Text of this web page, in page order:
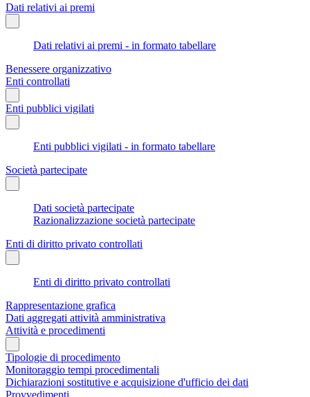
Dati relativi ai premi
Dati relativi ai premi - in formato tabellare
Benessere organizzativo
Enti controllati
Enti pubblici vigilati
Enti pubblici vigilati - in formato tabellare
Società partecipate
Dati società partecipate
Razionalizzazione società partecipate
Enti di diritto privato controllati
Enti di diritto privato controllati
Rappresentazione grafica
Dati aggregati attività amministrativa
Attività e procedimenti
Tipologie di procedimento
Monitoraggio tempi procedimentali
Dichiarazioni sostitutive e acquisizione d'ufficio dei dati
Provvedimenti